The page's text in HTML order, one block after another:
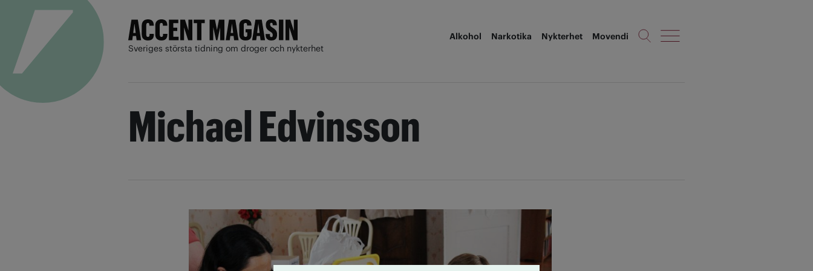
Sveriges största tidning om droger och nykterhet
Alkohol Narkotika Nykterhet Movendi
Michael Edvinsson